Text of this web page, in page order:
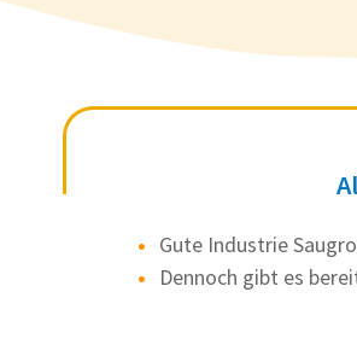
Gute Industrie
Dennoch gibt es